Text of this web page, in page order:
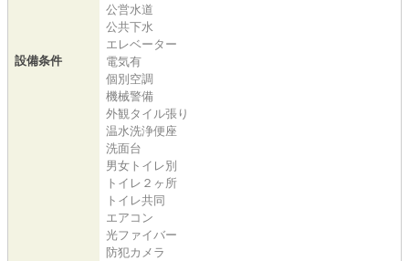
設備条件
公営水道
公共下水
エレベーター
電気有
個別空調
機械警備
外観タイル張り
温水洗浄便座
洗面台
男女トイレ別
トイレ２ヶ所
トイレ共同
エアコン
光ファイバー
防犯カメラ